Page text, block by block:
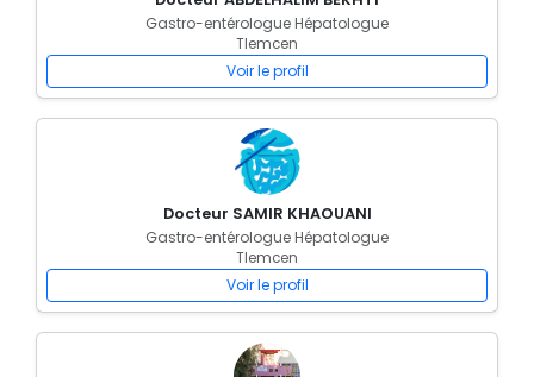
Gastro-entérologue Hépatologue
Tlemcen
Voir le profil
Docteur SAMIR KHAOUANI
Gastro-entérologue Hépatologue
Tlemcen
Voir le profil